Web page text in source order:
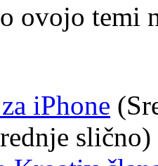
ovojo temi
iPhone
slično)